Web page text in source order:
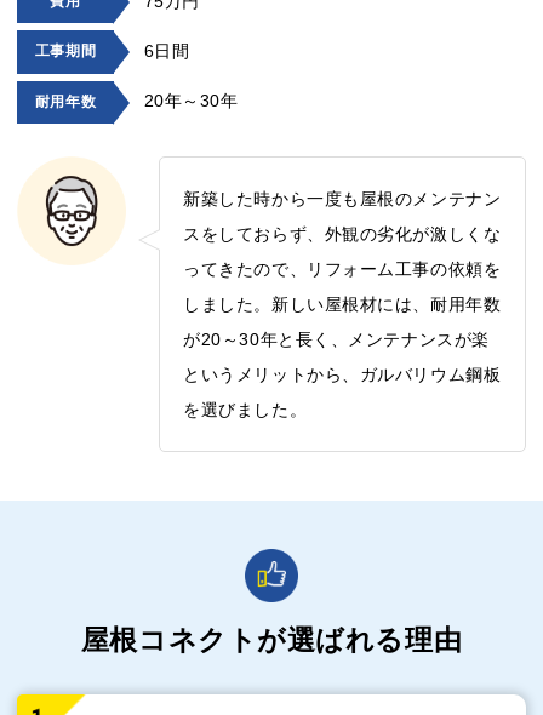
工事期間 6日間
耐用年数 20年～30年
新築した時から一度も屋根のメンテナン
スをしておらず、外観の劣化が激しくな
ってきたので、リフォーム工事の依頼を
しました。新しい屋根材には、耐用年数
が20～30年と長く、メンテナンスが楽
というメリットから、ガルバリウム鋼板
を選びました。
屋根コネクトが選ばれる理由